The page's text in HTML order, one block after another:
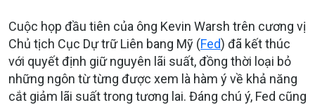
Cuộc họp đầu tiên của ông Kevin Warsh trên cương vị
Chủ tịch Cục Dự trữ Liên bang Mỹ (Fed) đã kết thúc
với quyết định giữ nguyên lãi suất, đồng thời loại bỏ
những ngôn từ từng được xem là hàm ý về khả năng
cắt giảm lãi suất trong tương lai. Đáng chú ý, Fed cũng